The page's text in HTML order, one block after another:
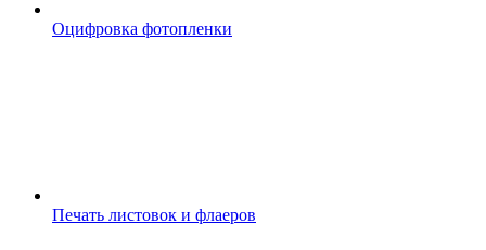
Оцифровка фотопленки
Печать листовок и флаеров